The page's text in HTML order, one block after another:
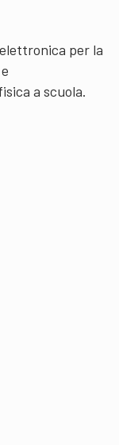
per la
a scuola.